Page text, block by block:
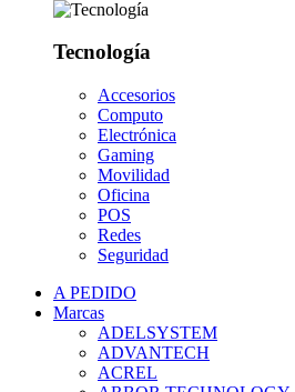
Tecnología
Accesorios
Computo
Electrónica
Gaming
Movilidad
Oficina
POS
Redes
Seguridad
A PEDIDO
Marcas
ADELSYSTEM
ADVANTECH
ACREL